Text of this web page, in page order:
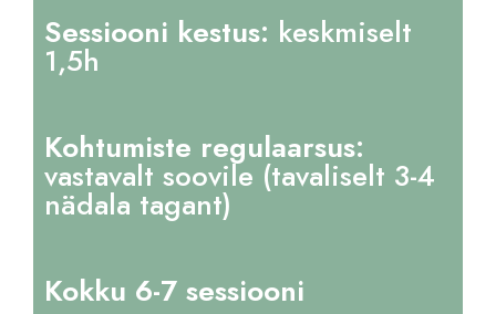
Sessiooni kestus: keskmiselt
1,5h
Kohtumiste regulaarsus:
vastavalt soovile (tavaliselt 3-4
nädala tagant)
Kokku 6-7 sessiooni